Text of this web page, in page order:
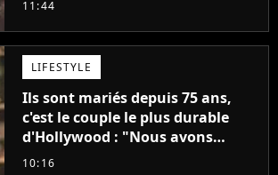
11:44
LIFESTYLE
Ils sont mariés depuis 75 ans,
c'est le couple le plus durable
d'Hollywood : "Nous avons
avancé jour après jour, et les
10:16